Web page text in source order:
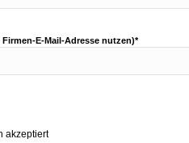
E-Mail-Adresse nutzen)*
akzeptiert